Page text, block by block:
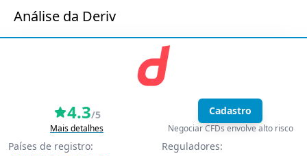
Análise da Deriv
4.3/5
Mais detalhes
Cadastro
Negociar CFDs envolve alto risco
Países de registro: Reguladores: